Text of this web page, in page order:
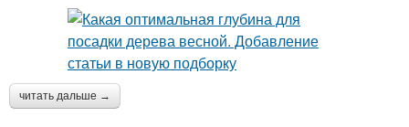
читать дальше →